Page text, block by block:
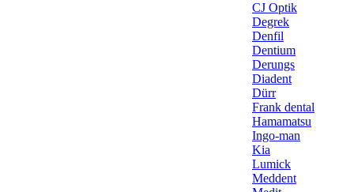
CJ Optik
Degrek
Denfil
Dentium
Derungs
Diadent
Dürr
Frank dental
Hamamatsu
Ingo-man
Kia
Lumick
Meddent